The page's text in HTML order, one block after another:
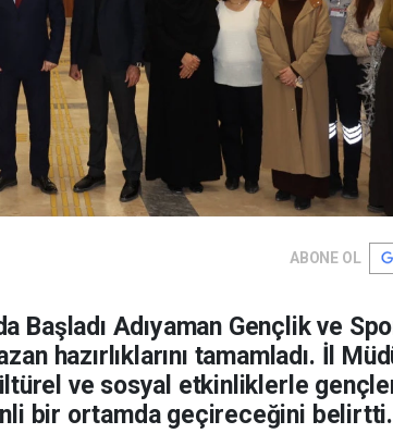
ABONE OL
Başladı Adıyaman Gençlik ve
hazırlıklarını tamamladı. İl
ve sosyal etkinliklerle
bir ortamda geçireceğini belirtti.